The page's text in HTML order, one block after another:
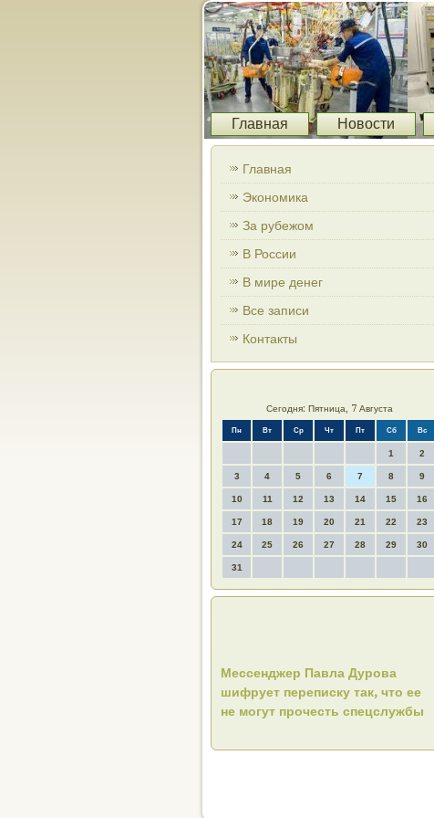
Главная Новости
Главная
Экономика
За рубежом
В России
В мире денег
Все записи
Контакты
Сегодня: Пятница, 7 Августа
Пн Вт Ср Чт Пт Сб Вс
1 2
3 4 5 6 7 8 9
10 11 12 13 14 15 16
17 18 19 20 21 22 23
24 25 26 27 28 29 30
31
Мессенджер Павла Дурова
шифрует переписку так, что ее
не могут прочесть спецслужбы